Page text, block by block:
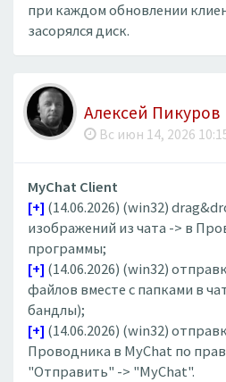
при каждом обновлении
засорялся диск.
Алексей Пикуров
Вс июн 14, 2026
MyChat Client
[+] (14.06.2026) (win32)
изображений из чата -> в
программы;
[+] (14.06.2026) (win32)
файлов вместе с папками в
бандлы);
[+] (14.06.2026) (win32)
Проводника в MyChat по
"Отправить" -> "MyChat".